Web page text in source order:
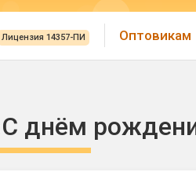
Хлопушки и
Лицензия 14357-ПИ Оптовикам
днём